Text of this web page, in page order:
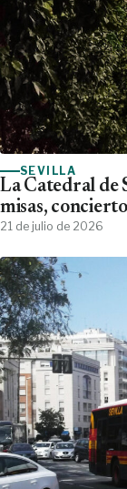
SEVILLA
La Catedral de
misas,
21 de julio de 2026